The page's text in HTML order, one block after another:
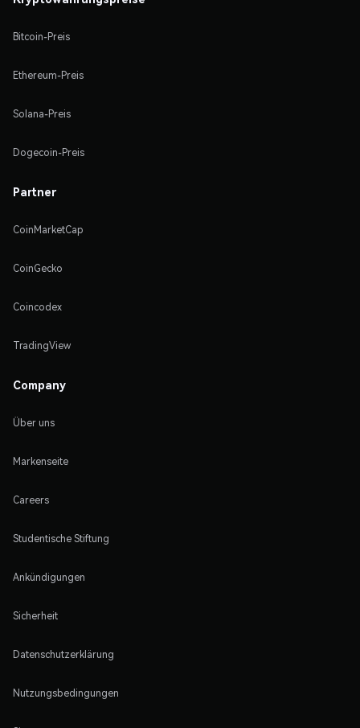
Bitcoin-Preis
Ethereum-Preis
Solana-Preis
Dogecoin-Preis
Partner
CoinMarketCap
CoinGecko
Coincodex
TradingView
Company
Über uns
Markenseite
Careers
Studentische Stiftung
Ankündigungen
Sicherheit
Datenschutzerklärung
Nutzungsbedingungen